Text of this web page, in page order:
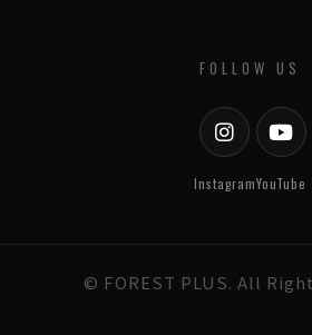
FOLLOW US
InstagramYouTube
© FOREST PLUS. All